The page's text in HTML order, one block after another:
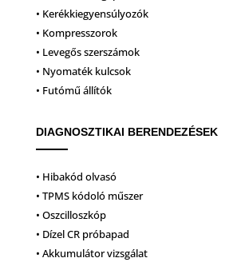
• Kerékkiegyensúlyozók
• Kompresszorok
• Levegős szerszámok
• Nyomaték kulcsok
• Futómű állítók
DIAGNOSZTIKAI BERENDEZÉSEK
• Hibakód olvasó
• TPMS kódoló műszer
• Oszcilloszkóp
• Dízel CR próbapad
• Akkumulátor vizsgálat